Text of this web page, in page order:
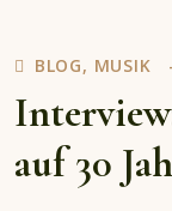
BLOG, MUSIK
auf 30